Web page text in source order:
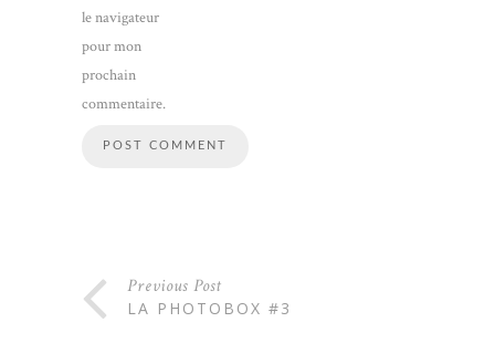
le navigateur
pour mon
prochain
commentaire.
Previous Post
LA PHOTOBOX #3